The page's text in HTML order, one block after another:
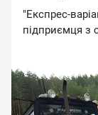
"Eкcпpec-
пiдпpиємця з